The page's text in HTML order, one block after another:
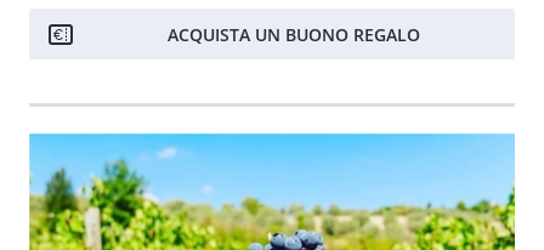
ACQUISTA UN BUONO REGALO